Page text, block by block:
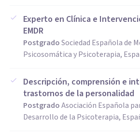
Experto en Clínica e
EMDR
PostgradoSociedad Española de
Psicosomática y Psicoterapia,
Descripción, comprensión e
trastornos de la personalidad
PostgradoAsociación Española
Desarrollo de la Psicoterapia,